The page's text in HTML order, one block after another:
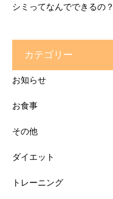
シミってなんでできるの？
カテゴリー
お知らせ
お食事
その他
ダイエット
トレーニング